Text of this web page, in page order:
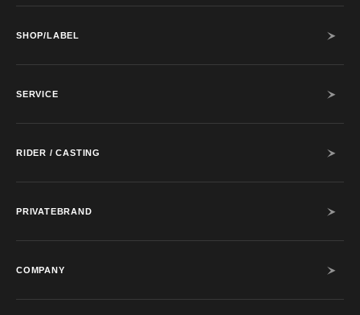
SHOP/LABEL
SERVICE
RIDER / CASTING
PRIVATEBRAND
COMPANY